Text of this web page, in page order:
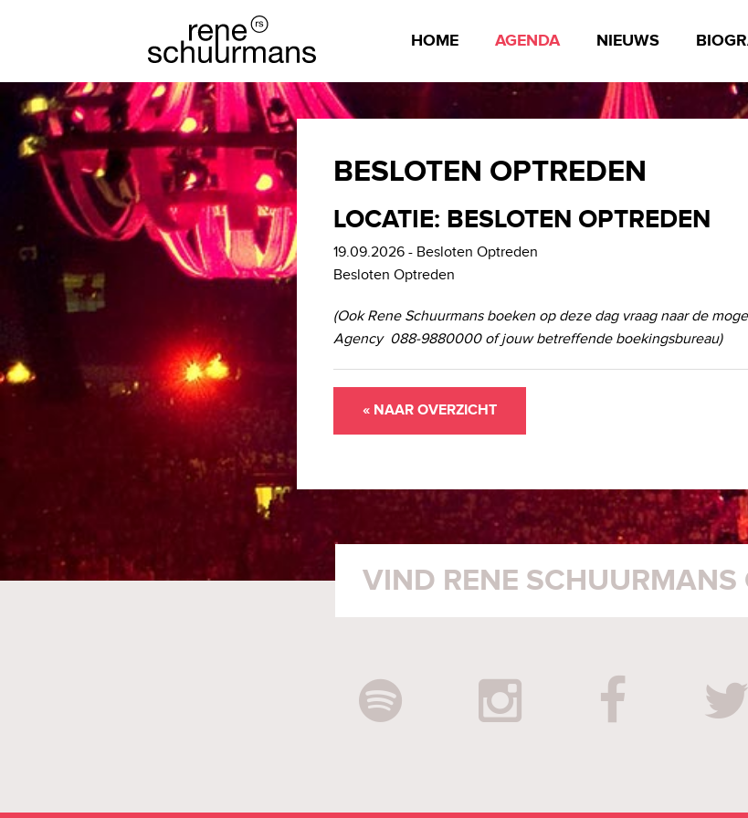
HOME AGENDA NIEUWS
BESLOTEN OPTREDEN
LOCATIE: BESLOTEN OPTREDEN
19.09.2026 - Besloten Optreden
Besloten Optreden
(Ook Rene Schuurmans boeken op deze dag vraag naar de
Agency 088-9880000 of jouw betreffende boekingsbureau)
« NAAR OVERZICHT